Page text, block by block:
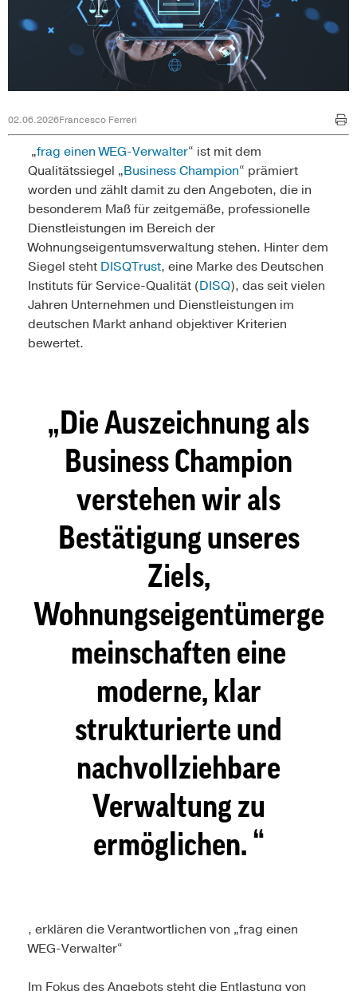
02.06.2026Francesco Ferreri
„frag einen WEG-Verwalter“ ist mit dem
Qualitätssiegel „Business Champion“ prämiert
worden und zählt damit zu den Angeboten, die in
besonderem Maß für zeitgemäße, professionelle
Dienstleistungen im Bereich der
Wohnungseigentumsverwaltung stehen. Hinter dem
Siegel steht DISQTrust, eine Marke des Deutschen
Instituts für Service-Qualität (DISQ), das seit vielen
Jahren Unternehmen und Dienstleistungen im
deutschen Markt anhand objektiver Kriterien
bewertet.
Die Auszeichnung als
Business Champion
verstehen wir als
Bestätigung unseres
Ziels,
Wohnungseigentümerge
meinschaften eine
moderne, klar
strukturierte und
nachvollziehbare
Verwaltung zu
ermöglichen.
, erklären die Verantwortlichen von „frag einen
WEG-Verwalter“
Im Fokus des Angebots steht die Entlastung von